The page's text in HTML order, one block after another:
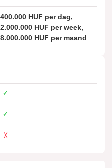
400.000 HUF per dag,
2.000.000 HUF per week,
8.000.000 HUF per maand